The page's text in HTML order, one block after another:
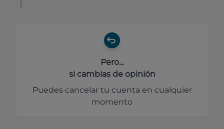
Pero...
si cambias de opinión
Puedes cancelar tu cuenta en cualquier
momento